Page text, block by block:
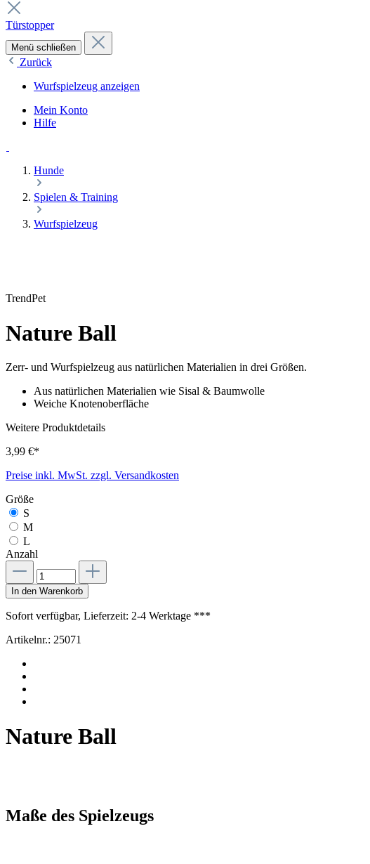
Türstopper
Menü schließen
Zurück
Wurfspielzeug anzeigen
Mein Konto
Hilfe
Hunde
Spielen & Training
Wurfspielzeug
TrendPet
Nature Ball
Zerr- und Wurfspielzeug aus natürlichen Materialien in drei Größen.
Aus natürlichen Materialien wie Sisal & Baumwolle
Weiche Knotenoberfläche
Weitere Produktdetails
3,99 €*
Preise inkl. MwSt. zzgl. Versandkosten
Größe
S
M
L
Anzahl
In den Warenkorb
Sofort verfügbar, Lieferzeit: 2-4 Werktage ***
Artikelnr.: 25071
Nature Ball
Maße des Spielzeugs